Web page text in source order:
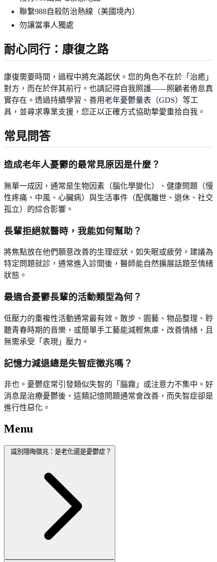
聯繫988自殺防治熱線（美國境內）
勿讓當事人獨處
耐心同行：康復之路
康復需要時間，過程中將充滿起伏。您的角色不在於「治癒」
對方，而在於伴其前行。也請記得自我照護——照顧者倦怠真
實存在。透過持續學習、善用老年憂鬱量表（GDS） 等工
具，並尋求專業支援，您正以正確方式協助摯愛重拾自我。
常見問答
造成老年人憂鬱的最常見原因是什麼？
無單一成因，通常是生物因素（腦化學變化）、健康問題（慢
性疼痛、中風、心臟病）與生活事件（配偶離世、退休、社交
孤立）的綜合影響。
長輩拒絕就醫時，我能如何幫助？
將焦點放在他們願意改善的生理症狀，如失眠或疲勞。建議為
特定問題就診，通常進入診間後，醫師能自然擴展話題至情緒
狀態。
最適合憂鬱長輩的活動類型為何？
低壓力的重複性活動通常最有效。散步、園藝、物品整理、聆
聽青春時期的音樂，或簡單手工藝能減輕焦慮、改善情緒，且
無需承受「表現」壓力。
記憶力減退總是失智症徵兆嗎？
非也。憂鬱症常引發類似失智的「腦霧」或注意力不集中。好
消息是治療憂鬱後，這類記憶問題通常會改善，而失智症卻是
進行性惡化。
Menu
識別隱晦徵兆：是老化還是憂鬱症？